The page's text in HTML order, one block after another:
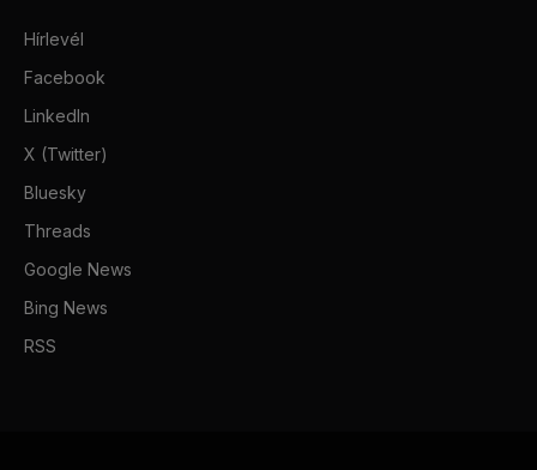
Hírlevél
Facebook
LinkedIn
X (Twitter)
Bluesky
Threads
Google News
Bing News
RSS